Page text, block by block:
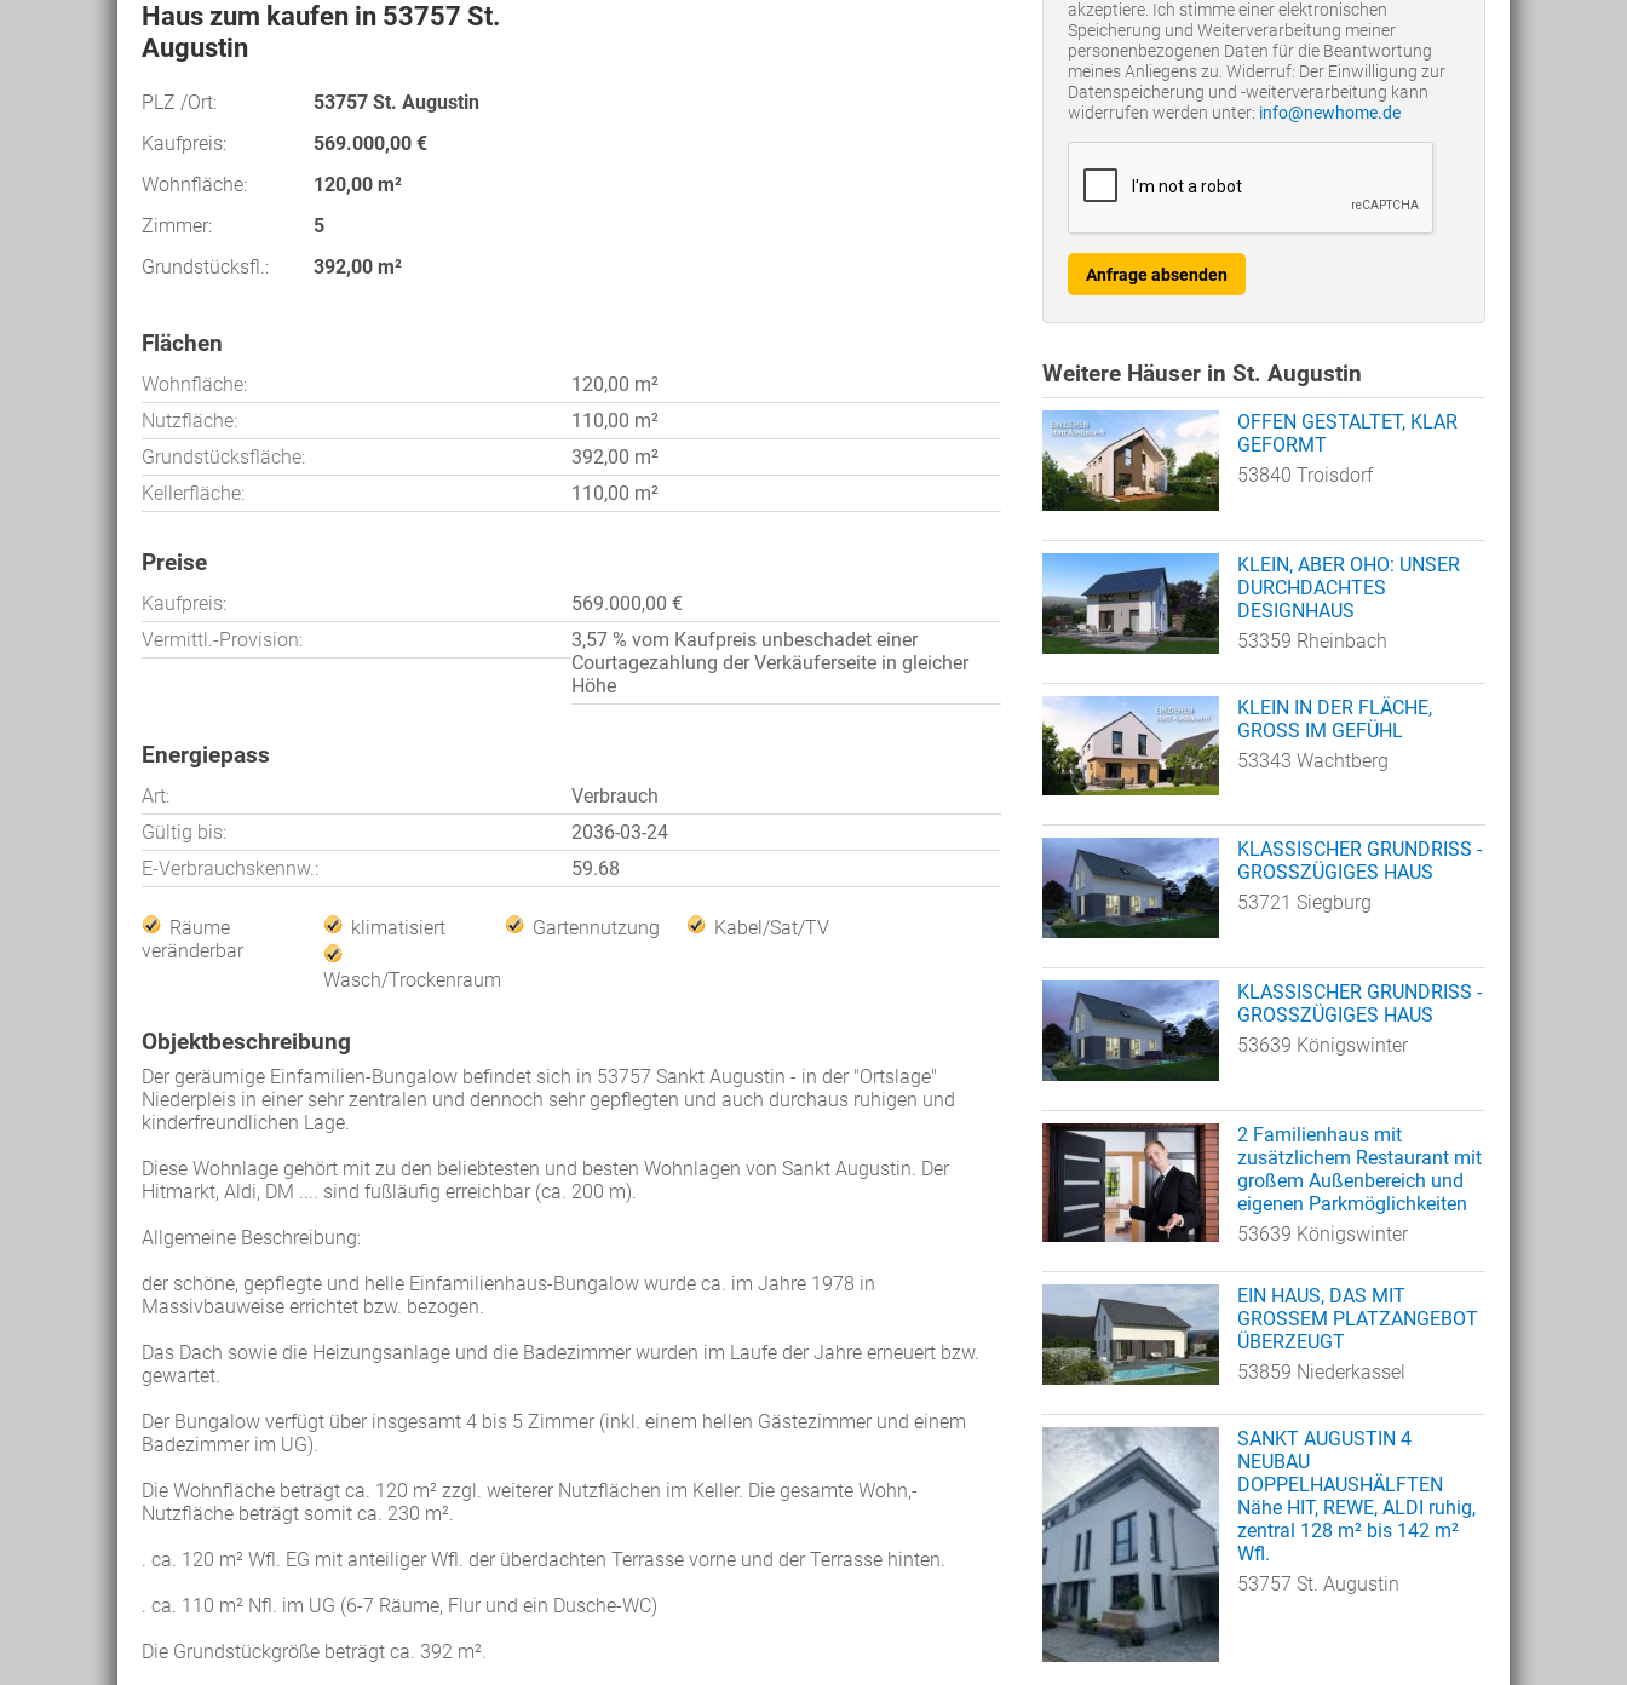
Haus zum kaufen in 53757 St.
Augustin
PLZ /Ort:
53757 St. Augustin
Kaufpreis:
569.000,00 €
Wohnfläche:
120,00 m²
Zimmer:
5
Grundstücksfl.:
392,00 m²
Flächen
Wohnfläche:
120,00 m²
Nutzfläche:
110,00 m²
Grundstücksfläche:
392,00 m²
Kellerfläche:
110,00 m²
Preise
Kaufpreis:
569.000,00 €
Vermittl.-Provision:
3,57 % vom Kaufpreis unbeschadet einer
Courtagezahlung der Verkäuferseite in gleicher
Höhe
Energiepass
Art:
Verbrauch
Gültig bis:
2036-03-24
E-Verbrauchskennw.:
59.68
Räume
veränderbar
klimatisiert Gartennutzung Kabel/Sat/TV
Wasch/Trockenraum
Objektbeschreibung
Der geräumige Einfamilien-Bungalow befindet sich in 53757 Sankt Augustin - in der "Ortslage"
Niederpleis in einer sehr zentralen und dennoch sehr gepflegten und auch durchaus ruhigen und
kinderfreundlichen Lage.
Diese Wohnlage gehört mit zu den beliebtesten und besten Wohnlagen von Sankt Augustin. Der
Hitmarkt, Aldi, DM .... sind fußläufig erreichbar (ca. 200 m).
Allgemeine Beschreibung:
der schöne, gepflegte und helle Einfamilienhaus-Bungalow wurde ca. im Jahre 1978 in
Massivbauweise errichtet bzw. bezogen.
Das Dach sowie die Heizungsanlage und die Badezimmer wurden im Laufe der Jahre erneuert bzw.
gewartet.
Der Bungalow verfügt über insgesamt 4 bis 5 Zimmer (inkl. einem hellen Gästezimmer und einem
Badezimmer im UG).
Die Wohnfläche beträgt ca. 120 m² zzgl. weiterer Nutzflächen im Keller. Die gesamte Wohn,-
Nutzfläche beträgt somit ca. 230 m².
. ca. 120 m² Wfl. EG mit anteiliger Wfl. der überdachten Terrasse vorne und der Terrasse hinten.
. ca. 110 m² Nfl. im UG (6-7 Räume, Flur und ein Dusche-WC)
Die Grundstückgröße beträgt ca. 392 m².
akzeptiere. Ich stimme einer elektronischen
Speicherung und Weiterverarbeitung meiner
personenbezogenen Daten für die Beantwortung
meines Anliegens zu. Widerruf: Der Einwilligung zur
Datenspeicherung und -weiterverarbeitung kann
widerrufen werden unter: info@newhome.de
Anfrage absenden
Weitere Häuser in St. Augustin
OFFEN GESTALTET, KLAR
GEFORMT
53840 Troisdorf
KLEIN, ABER OHO: UNSER
DURCHDACHTES
DESIGNHAUS
53359 Rheinbach
KLEIN IN DER FLÄCHE,
GROSS IM GEFÜHL
53343 Wachtberg
KLASSISCHER GRUNDRISS -
GROSSZÜGIGES HAUS
53721 Siegburg
KLASSISCHER GRUNDRISS -
GROSSZÜGIGES HAUS
53639 Königswinter
2 Familienhaus mit
zusätzlichem Restaurant mit
großem Außenbereich und
eigenen Parkmöglichkeiten
53639 Königswinter
EIN HAUS, DAS MIT
GROSSEM PLATZANGEBOT
ÜBERZEUGT
53859 Niederkassel
SANKT AUGUSTIN 4
NEUBAU
DOPPELHAUSHÄLFTEN
Nähe HIT, REWE, ALDI ruhig,
zentral 128 m² bis 142 m²
Wfl.
53757 St. Augustin